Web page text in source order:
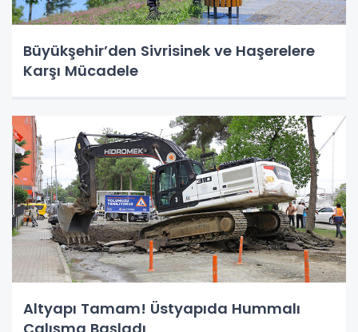
Büyükşehir’den Sivrisinek ve Haşerelere
Karşı Mücadele
Altyapı Tamam! Üstyapıda Hummalı